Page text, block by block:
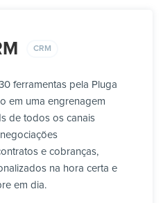
CRM
ferramentas pela Pluga
em uma engrenagem
de todos os canais
e cobranças,
na hora certa e
em dia.